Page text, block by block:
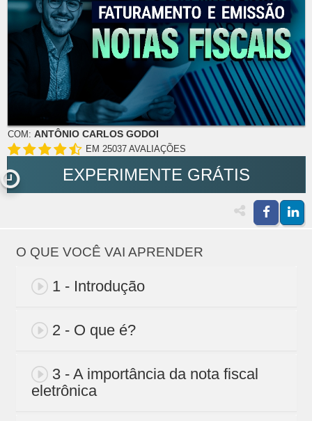
COM: ANTÔNIO CARLOS GODOI
EM 25037 AVALIAÇÕES
EXPERIMENTE GRÁTIS
O QUE VOCÊ VAI APRENDER
1 - Introdução
2 - O que é?
3 - A importância da nota fiscal
eletrônica